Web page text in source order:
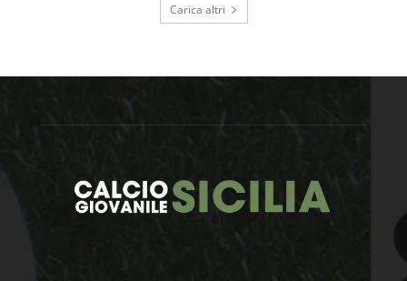
Carica altri